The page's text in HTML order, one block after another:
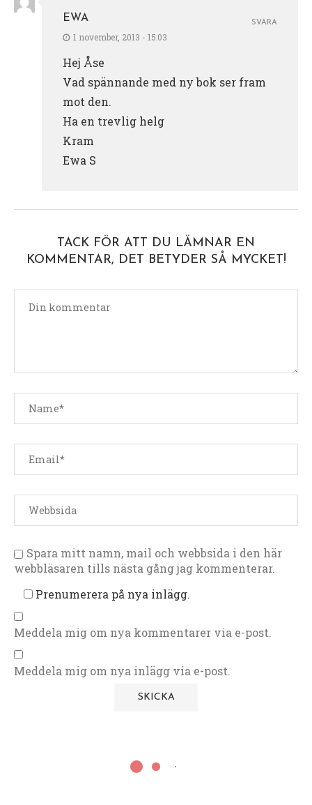
EWA
1 november, 2013 - 15:03
Hej Åse
Vad spännande med ny bok ser fram
mot den.
Ha en trevlig helg
Kram
Ewa S
SVARA
TACK FÖR ATT DU LÄMNAR EN
KOMMENTAR, DET BETYDER SÅ MYCKET!
Spara mitt namn, mail och webbsida i den här
webbläsaren tills nästa gång jag kommenterar.
Prenumerera på nya inlägg.
Meddela mig om nya kommentarer via e-post.
Meddela mig om nya inlägg via e-post.